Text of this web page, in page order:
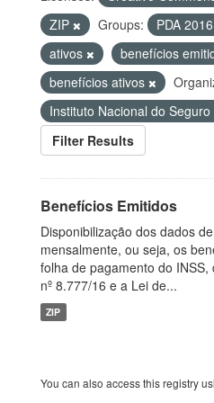
ZIP
Groups: PDA
ativos
benefícios
benefícios ativos
Instituto Nacional do
Filter Results
Benefícios Emitidos
Disponibilização dos dados
mensalmente, ou seja, os
folha de pagamento do
nº 8.777/16 e a Lei de...
ZIP
You can also access this registry